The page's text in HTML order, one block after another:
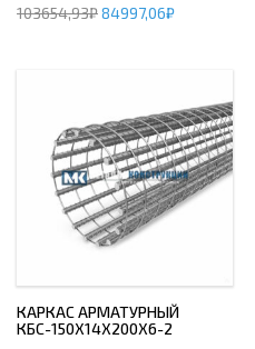
103654,93₽84997,06₽
КАРКАС АРМАТУРНЫЙ
КБС-150Х14Х200Х6-2